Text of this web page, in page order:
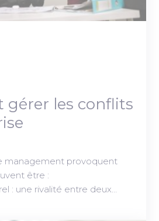
gérer les conflits
management provoquent
être :
: une rivalité entre deux…